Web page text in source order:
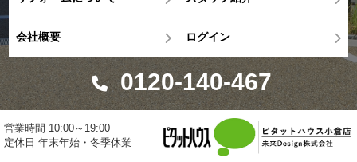
会社概要 ログイン
0120-140-467
営業時間 10:00～19:00
定休日 年末年始・冬季休業